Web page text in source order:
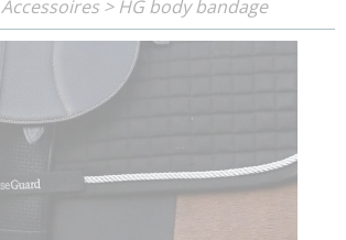
Accessoires>HG body bandage